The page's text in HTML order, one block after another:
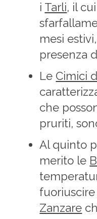
i Tarli, il
mesi
presenza
Le Cimici
che
pruriti,
Al quinto
merito le
Zanzare